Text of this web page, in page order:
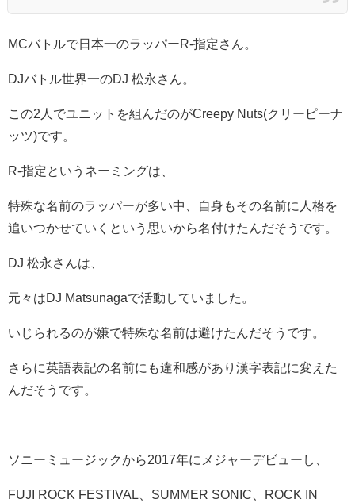
MCバトルで日本一のラッパーR-指定さん。
DJバトル世界一のDJ 松永さん。
この2人でユニットを組んだのがCreepy Nuts(クリーピーナ
ッツ)です。
R-指定というネーミングは、
特殊な名前のラッパーが多い中、自身もその名前に人格を
追いつかせていくという思いから名付けたんだそうです。
DJ 松永さんは、
元々はDJ Matsunagaで活動していました。
いじられるのが嫌で特殊な名前は避けたんだそうです。
さらに英語表記の名前にも違和感があり漢字表記に変えた
んだそうです。
ソニーミュージックから2017年にメジャーデビューし、
FUJI ROCK FESTIVAL、SUMMER SONIC、ROCK IN